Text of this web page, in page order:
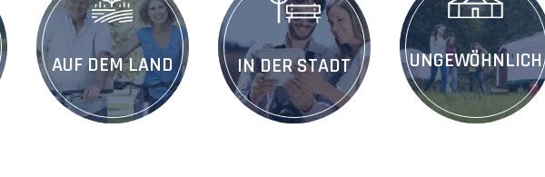
AUF DEM LAND IN DER STADT UNGEWÖHNLICH